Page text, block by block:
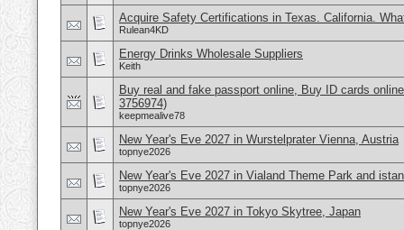
Acquire Safety Certifications in Texas. California.
Rulean4KD
Energy Drinks Wholesale Suppliers
Keith
Buy real and fake passport online, Buy ID cards
3756974)
keepmealive78
New Year's Eve 2027 in Wurstelprater Vienna, Austria
topnye2026
New Year's Eve 2027 in Vialand Theme Park and
topnye2026
New Year's Eve 2027 in Tokyo Skytree, Japan
topnye2026